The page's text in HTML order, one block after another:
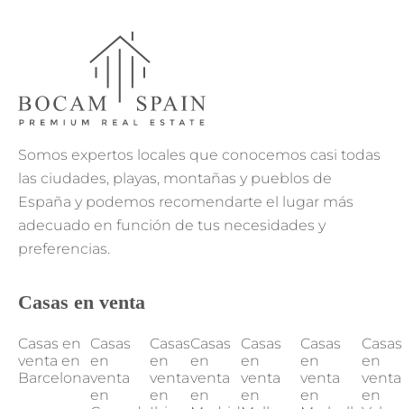
Somos expertos locales que conocemos casi todas
las ciudades, playas, montañas y pueblos de
España y podemos recomendarte el lugar más
adecuado en función de tus necesidades y
preferencias.
Casas en venta
Casas en
venta en
Barcelona
Casas
en
venta
en
Casas
en
venta
en
Casas
en
venta
en
Casas
en
venta
en
Casas
en
venta
en
Casas
en
venta
en